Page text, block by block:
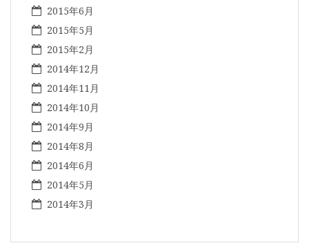
2015年6月
2015年5月
2015年2月
2014年12月
2014年11月
2014年10月
2014年9月
2014年8月
2014年6月
2014年5月
2014年3月